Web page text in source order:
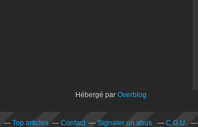
Hébergé par Overblog
Top articles Contact Signaler un abus C.G.U.